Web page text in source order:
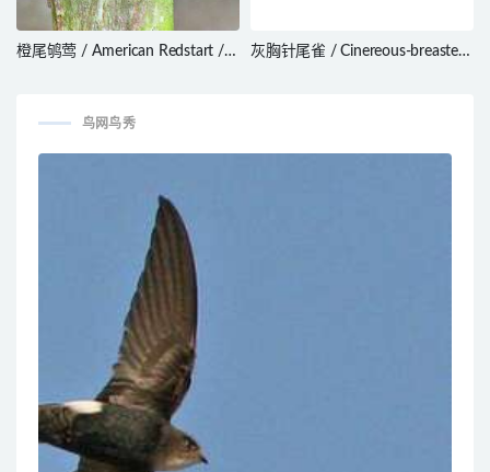
橙尾鸲莺 / American Redstart /
灰胸针尾雀 / Cinereous-breasted
鸟网鸟秀